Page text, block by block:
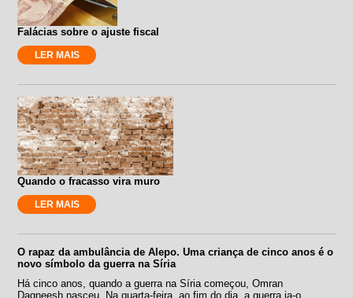
Falácias sobre o ajuste fiscal
LER MAIS
Quando o fracasso vira muro
LER MAIS
O rapaz da ambulância de Alepo. Uma criança de cinco anos é o
novo símbolo da guerra na Síria
Há cinco anos, quando a guerra na Síria começou, Omran
Daqneesh nasceu. Na quarta-feira, ao fim do dia, a guerra ia-o